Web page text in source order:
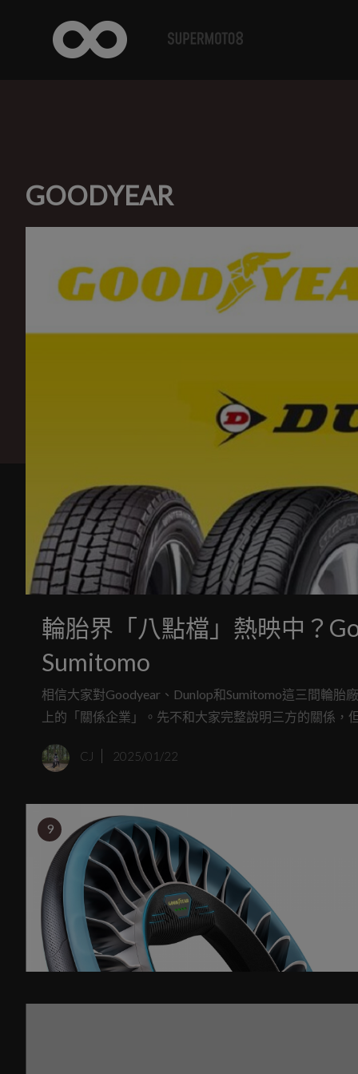
GOODYEAR
輪胎界「八點檔」熱映中？
Sumitomo
相信大家對Goodyear、Dunlop和Sumitomo這三間輪胎
上的「關係企業」。先不和大家完整說明三方的關係
CJ 2025/01/22
9